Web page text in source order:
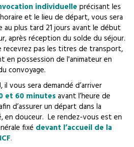
individuelle précisant les
et le lieu de départ, vous sera
au plus tard 21 jours avant le début
après réception du solde du séjour.
recevrez pas les titres de transport,
en possession de l'animateur en
convoyage.
il vous sera demandé d’arriver
et 60 minutesavant l’heure de
d’assurer un départ dans la
en douceur. Le rendez-vous est en
fixé devant l’accueil de la
.